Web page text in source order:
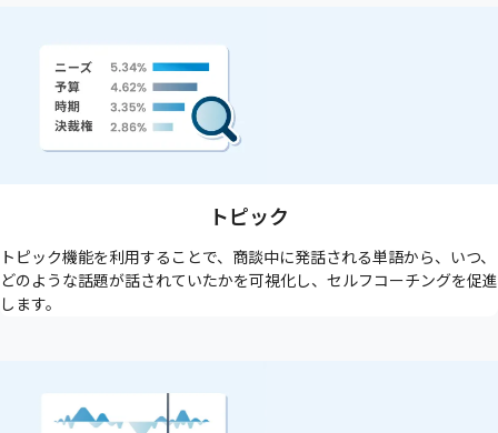
トピック
トピック機能を利用することで、商談中に発話される単語から、いつ、
どのような話題が話されていたかを可視化し、セルフコーチングを促進
します。